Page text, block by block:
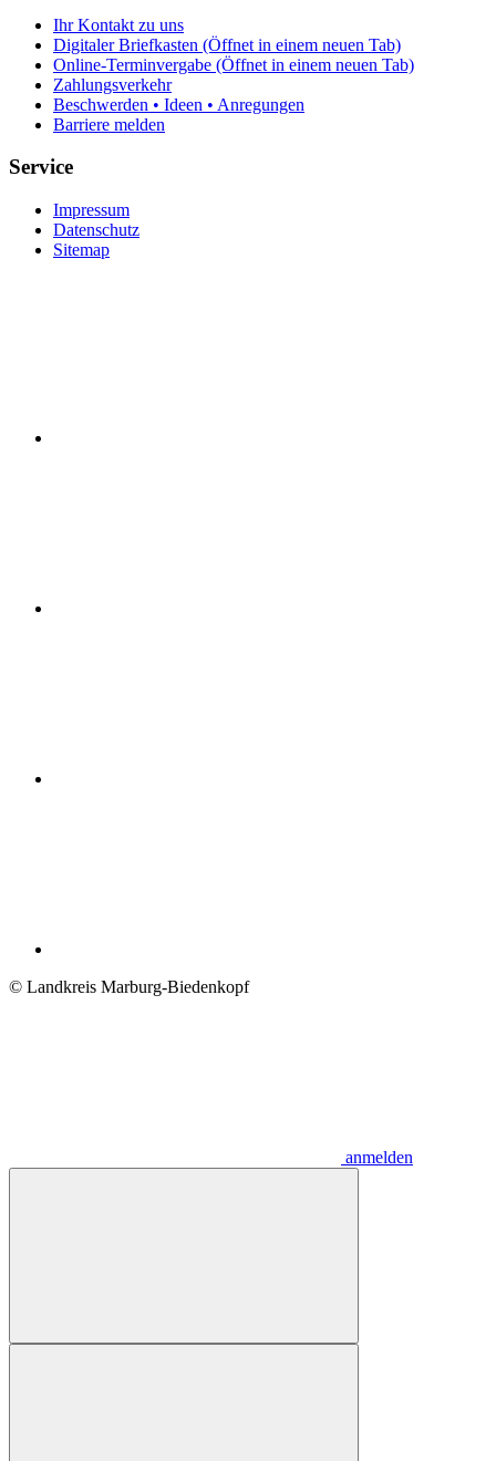
Ihr Kontakt zu uns
Digitaler Briefkasten (Öffnet in einem neuen Tab)
Online-Terminvergabe (Öffnet in einem neuen Tab)
Zahlungsverkehr
Beschwerden • Ideen • Anregungen
Barriere melden
Service
Impressum
Datenschutz
Sitemap
© Landkreis Marburg-Biedenkopf
anmelden